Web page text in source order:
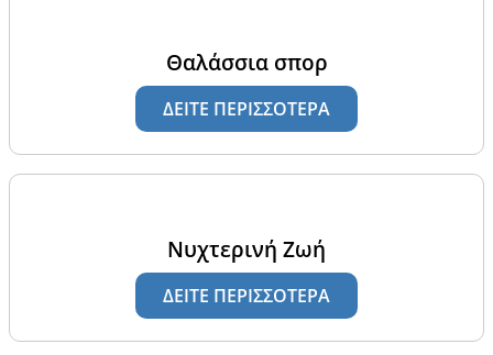
Θαλάσσια σπορ
ΔΕΙΤΕ ΠΕΡΙΣΣΟΤΕΡΑ
Νυχτερινή Ζωή
ΔΕΙΤΕ ΠΕΡΙΣΣΟΤΕΡΑ